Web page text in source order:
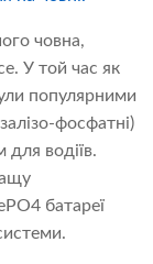
човна,
У той час як
популярними
фосфатні)
водіїв.
батареї